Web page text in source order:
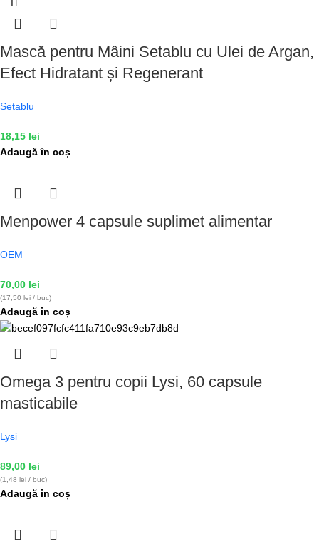
Mască pentru Mâini Setablu cu Ulei de Argan,
Efect Hidratant și Regenerant
Setablu
18,15 lei
Adaugă în coș
Menpower 4 capsule suplimet alimentar
OEM
70,00 lei
(17,50 lei / buc)
Adaugă în coș
Omega 3 pentru copii Lysi, 60 capsule
masticabile
Lysi
89,00 lei
(1,48 lei / buc)
Adaugă în coș